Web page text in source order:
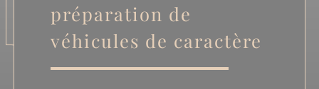
préparation de
véhicules de caractère